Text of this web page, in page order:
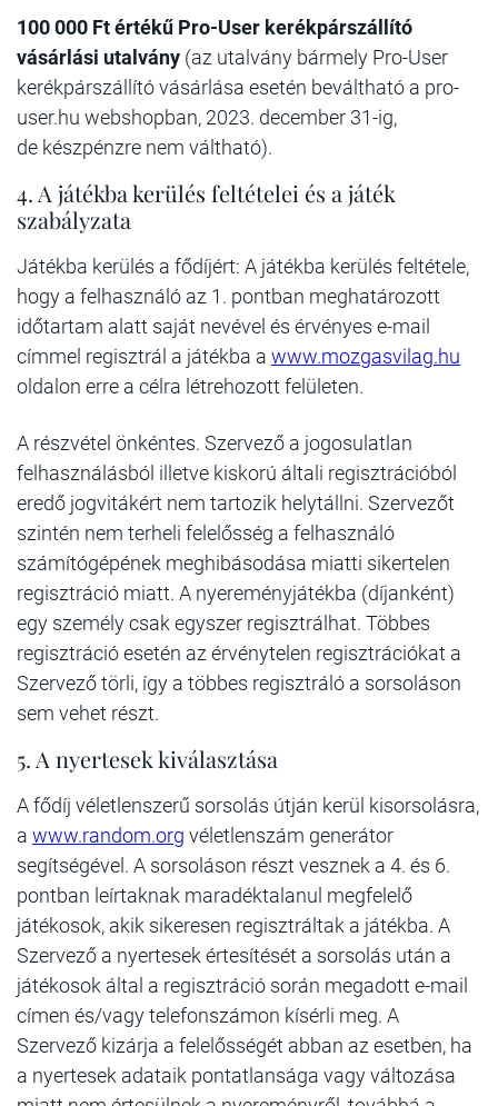
100 000 Ft értékű Pro-User kerékpárszállító
vásárlási utalvány (az utalvány bármely Pro-User
kerékpárszállító vásárlása esetén beváltható a pro-
user.hu webshopban, 2023. december 31-ig,
de készpénzre nem váltható).
4. A játékba kerülés feltételei és a játék
szabályzata
Játékba kerülés a fődíjért: A játékba kerülés feltétele,
hogy a felhasználó az 1. pontban meghatározott
időtartam alatt saját nevével és érvényes e-mail
címmel regisztrál a játékba a www.mozgasvilag.hu
oldalon erre a célra létrehozott felületen.
A részvétel önkéntes. Szervező a jogosulatlan
felhasználásból illetve kiskorú általi regisztrációból
eredő jogvitákért nem tartozik helytállni. Szervezőt
szintén nem terheli felelősség a felhasználó
számítógépének meghibásodása miatti sikertelen
regisztráció miatt. A nyereményjátékba (díjanként)
egy személy csak egyszer regisztrálhat. Többes
regisztráció esetén az érvénytelen regisztrációkat a
Szervező törli, így a többes regisztráló a sorsoláson
sem vehet részt.
5. A nyertesek kiválasztása
A fődíj véletlenszerű sorsolás útján kerül kisorsolásra,
a www.random.org véletlenszám generátor
segítségével. A sorsoláson részt vesznek a 4. és 6.
pontban leírtaknak maradéktalanul megfelelő
játékosok, akik sikeresen regisztráltak a játékba. A
Szervező a nyertesek értesítését a sorsolás után a
játékosok által a regisztráció során megadott e-mail
címen és/vagy telefonszámon kísérli meg. A
Szervező kizárja a felelősségét abban az esetben, ha
a nyertesek adataik pontatlansága vagy változása